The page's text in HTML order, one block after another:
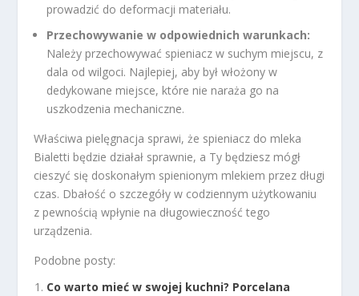
prowadzić do deformacji materiału.
Przechowywanie w odpowiednich warunkach:
Należy przechowywać spieniacz w suchym miejscu, z
dala od wilgoci. Najlepiej, aby był włożony w
dedykowane miejsce, które nie naraża go na
uszkodzenia mechaniczne.
Właściwa pielęgnacja sprawi, że spieniacz do mleka
Bialetti będzie działał sprawnie, a Ty będziesz mógł
cieszyć się doskonałym spienionym mlekiem przez długi
czas. Dbałość o szczegóły w codziennym użytkowaniu
z pewnością wpłynie na długowieczność tego
urządzenia.
Podobne posty:
Co warto mieć w swojej kuchni? Porcelana